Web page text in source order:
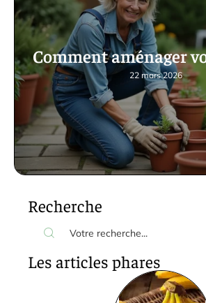
Comment aménager
22 mars 2026
Recherche
Les articles phares